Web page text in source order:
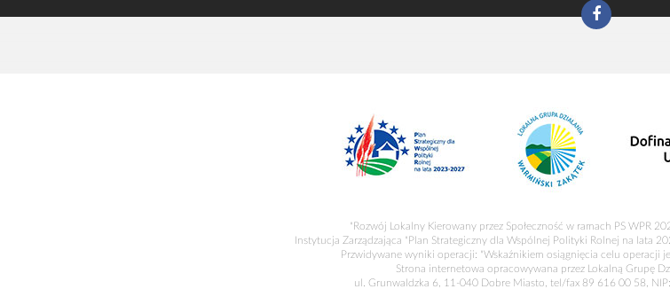
"Rozwój Lokalny Kierowany przez Społeczność w ramach PS WPR
Instytucja Zarządzająca "Plan Strategiczny dla Wspólnej Polityki Rolnej na lata
Przwidywane wyniki operacji: "Wskaźnikiem osiągnięcia celu operacji
Strona internetowa opracowywana przez Lokalną Grupę
ul. Grunwaldzka 6, 11-040 Dobre Miasto, tel/fax 89 616 00 58,